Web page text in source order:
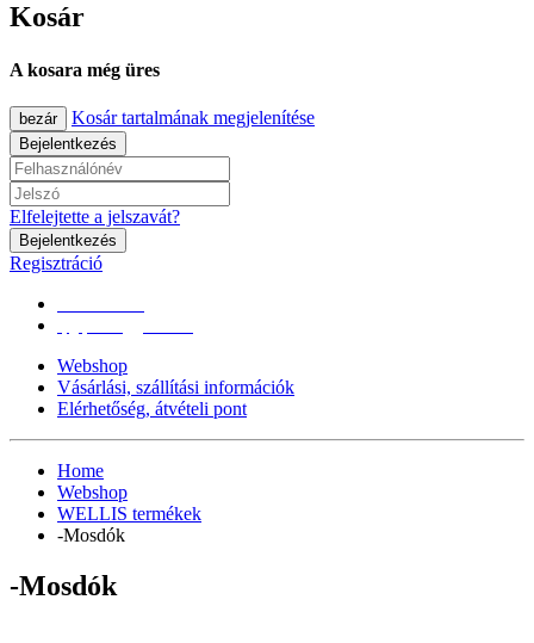
Kosár
A kosara még üres
bezár Kosár tartalmának megjelenítése
Bejelentkezés
Elfelejtette a jelszavát?
Bejelentkezés
Regisztráció
Webshop
Vásárlási, szállítási információk
Elérhetőség, átvételi pont
Home
Webshop
WELLIS termékek
-Mosdók
-Mosdók